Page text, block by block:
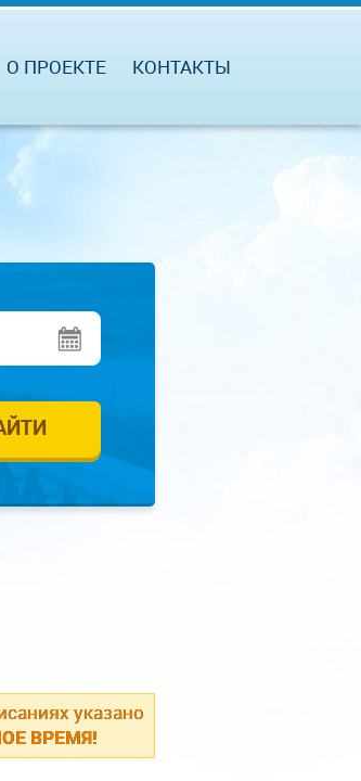
О ПРОЕКТЕ КОНТАКТЫ
указано
ВРЕМЯ!